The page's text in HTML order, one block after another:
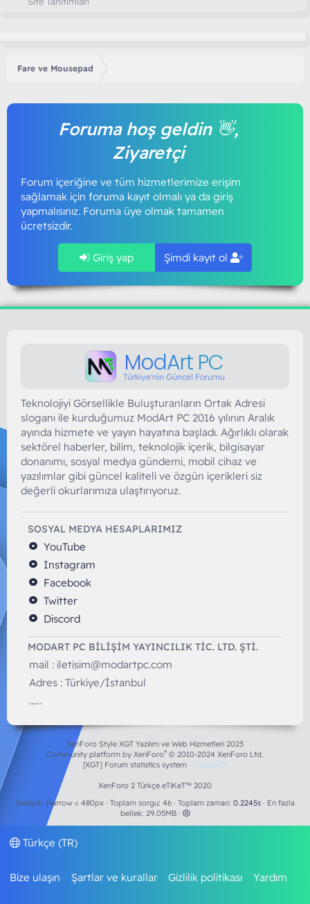
Fare ve Mousepad
Foruma hoş geldin 👋,
Ziyaretçi
Forum içeriğine ve tüm hizmetlerimize erişim
sağlamak için foruma kayıt olmalı ya da giriş
yapmalısınız. Foruma üye olmak tamamen
ücretsizdir.
Giriş yap Şimdi kayıt ol
ModArt PC
Türkiye'nin Güncel Forumu
Teknolojiyi Görsellikle Buluşturanların Ortak Adresi
sloganı ile kurduğumuz ModArt PC 2016 yılının Aralık
ayında hizmete ve yayın hayatına başladı. Ağırlıklı olarak
sektörel haberler, bilim, teknolojik içerik, bilgisayar
donanımı, sosyal medya gündemi, mobil cihaz ve
yazılımlar gibi güncel kaliteli ve özgün içerikleri siz
değerli okurlarımıza ulaştırıyoruz.
SOSYAL MEDYA HESAPLARIMIZ
YouTube
Instagram
Facebook
Twitter
Discord
MODART PC BILIŞIM YAYINCILIK TİC. LTD. ŞTİ.
mail : iletisim@modartpc.com
Adres : Türkiye/İstanbul
......
XenForo Style XGT Yazılım ve Web Hizmetleri 2023
Community platform by XenForo® © 2010-2024 XenForo Ltd.
[XGT] Forum statistics system
- XenGenTr
XenForo 2 Türkçe eTiKeT™ 2020
Genişlik
Toplam sorgu 46 Toplam zaman 0.2245s
En fazla
bellek 29.05MB
Türkçe (TR)
Bize ulaşın Şartlar ve kurallar Gizlilik politikası Yardım